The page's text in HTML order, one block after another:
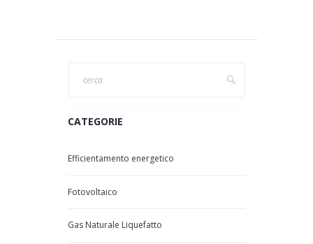
CATEGORIE
Efficientamento energetico
Fotovoltaico
Gas Naturale Liquefatto